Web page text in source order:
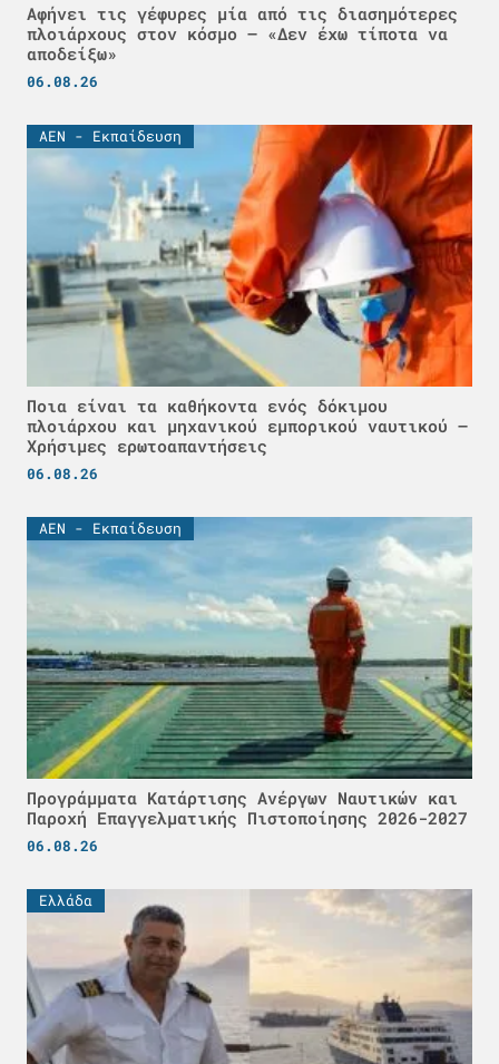
Αφήνει τις γέφυρες μία από τις διασημότερες
πλοιάρχους στον κόσμο – «Δεν έχω τίποτα να
αποδείξω»
06.08.26
ΑΕΝ - Εκπαίδευση
Ποια είναι τα καθήκοντα ενός δόκιμου
πλοιάρχου και μηχανικού εμπορικού ναυτικού –
Χρήσιμες ερωτοαπαντήσεις
06.08.26
ΑΕΝ - Εκπαίδευση
Προγράμματα Κατάρτισης Ανέργων Ναυτικών και
Παροχή Επαγγελματικής Πιστοποίησης 2026-2027
06.08.26
Ελλάδα